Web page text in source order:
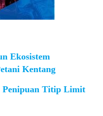
Ekosistem
Kentang
Penipuan Titip Limit